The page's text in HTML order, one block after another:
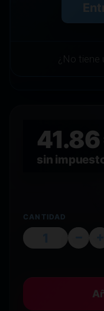
¿No tiene
41.86
sin
CANTIDAD